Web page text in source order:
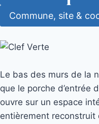
Commune, site &
Le bas des murs de la
que le porche d’entrée
ouvre sur un espace
entièrement reconstruit